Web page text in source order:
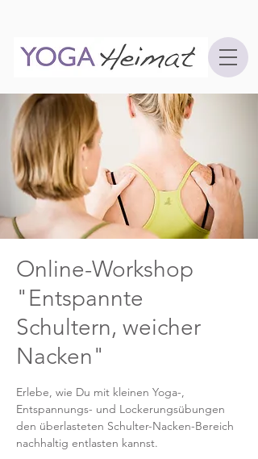
Online-Workshop
"Entspannte
Schultern, weicher
Nacken"
Erlebe, wie Du mit kleinen Yoga-,
Entspannungs- und Lockerungsübungen
den überlasteten Schulter-Nacken-Bereich
nachhaltig entlasten kannst.